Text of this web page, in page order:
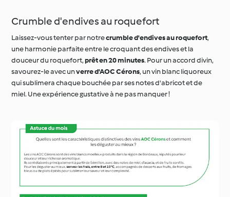
Crumble d'endives au roquefort
Laissez-vous tenter par notrecrumble d'endives au roquefort,
une harmonie parfaite entre le croquant des endives et la
douceur du roquefort,prêt en 20 minutes. Pour un accord divin,
savourez-le avec unverre d'AOC Cérons, un vin blanc liquoreux
qui sublimera chaque bouchée par ses notes d'abricot et de
miel. Une expérience gustative à ne pas manquer !